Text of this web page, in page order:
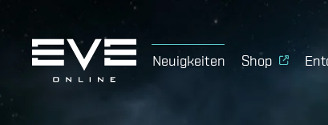
Neuigkeiten Shop